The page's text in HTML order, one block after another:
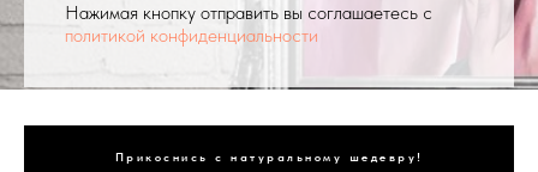
Нажимая кнопку отправить вы соглашаетесь с
политикой конфиденциальности
Прикоснись с натуральному шедевру!